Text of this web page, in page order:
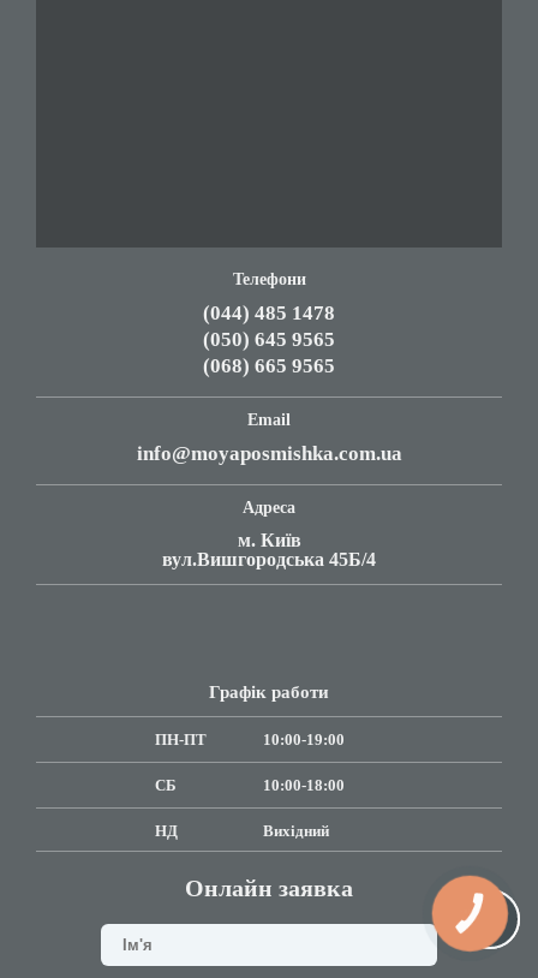
Телефони
(044) 485 1478
(050) 645 9565
(068) 665 9565
Email
info@moyaposmishka.com.ua
Адреса
м. Київ
вул.Вишгородська 45Б/4
Графік работи
ПН-ПТ 10:00-19:00
СБ 10:00-18:00
НД Вихідний
Онлайн заявка
КНОПКА
СВЯЗИ